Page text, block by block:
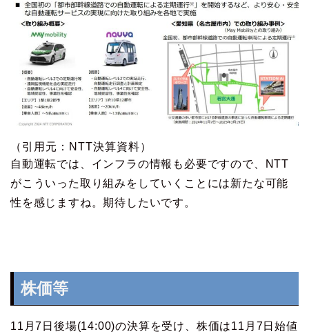
（引用元：NTT決算資料）
自動運転では、インフラの情報も必要ですので、NTT
がこういった取り組みをしていくことには新たな可能
性を感じますね。期待したいです。
株価等
11月7日後場(14:00)の決算を受け、株価は11月7日始値